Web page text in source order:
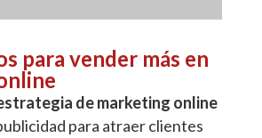
para vender más en
de marketing online
para atraer clientes